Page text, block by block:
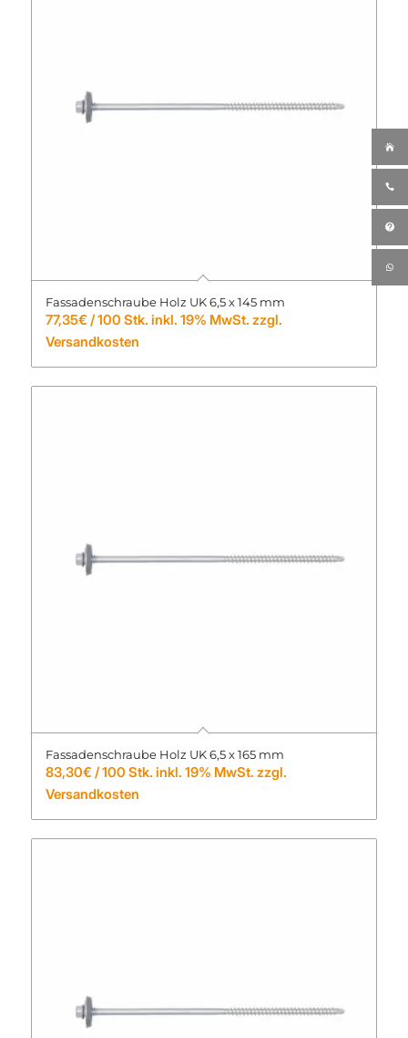
Fassadenschraube Holz UK 6,5 x 145 mm
77,35€ / 100 Stk. inkl. 19% MwSt. zzgl.
Versandkosten
Fassadenschraube Holz UK 6,5 x 165 mm
83,30€ / 100 Stk. inkl. 19% MwSt. zzgl.
Versandkosten